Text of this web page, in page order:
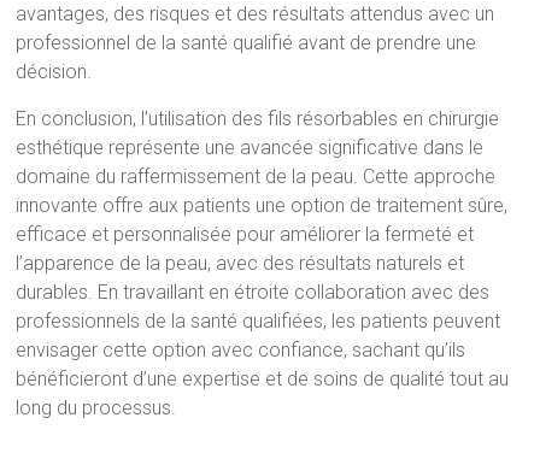
avantages, des risques et des résultats attendus avec un
professionnel de la santé qualifié avant de prendre une
décision.
En conclusion, l’utilisation des fils résorbables en chirurgie
esthétique représente une avancée significative dans le
domaine du raffermissement de la peau. Cette approche
innovante offre aux patients une option de traitement sûre,
efficace et personnalisée pour améliorer la fermeté et
l’apparence de la peau, avec des résultats naturels et
durables. En travaillant en étroite collaboration avec des
professionnels de la santé qualifiées, les patients peuvent
envisager cette option avec confiance, sachant qu’ils
bénéficieront d’une expertise et de soins de qualité tout au
long du processus.